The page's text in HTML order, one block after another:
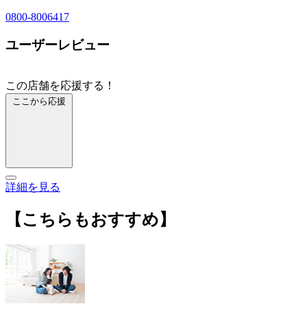
0800-8006417
ユーザーレビュー
この店舗を応援する！
ここから応援
詳細を見る
【こちらもおすすめ】